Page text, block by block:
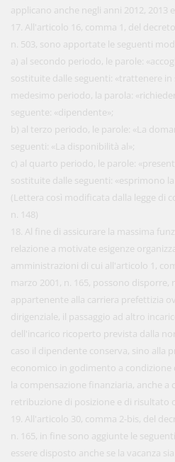
applicano anche negli anni 2012, 2013
17. All'articolo 16, comma 1, del
n. 503, sono apportate le seguenti
a) al secondo periodo, le parole:
sostituite dalle seguenti: «trattenere in
medesimo periodo, la parola:
seguente: «dipendente»;
b) al terzo periodo, le parole: «La
seguenti: «La disponibilità al»;
c) al quarto periodo, le parole:
sostituite dalle seguenti: «esprimono
(Lettera così modificata dalla legge di
n. 148)
18. Al fine di assicurare la massima
relazione a motivate esigenze
amministrazioni di cui all'articolo 1,
marzo 2001, n. 165, possono
appartenente alla carriera prefettizia
dirigenziale, il passaggio ad altro
dell'incarico ricoperto prevista dalla
caso il dipendente conserva, sino alla
economico in godimento a condizione
la compensazione finanziaria, anche a
retribuzione di posizione e di risultato
19. All'articolo 30, comma 2-bis, del
n. 165, in fine sono aggiunte le
essere disposto anche se la vacanza